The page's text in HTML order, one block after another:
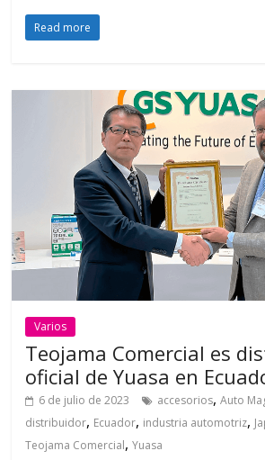
Read more
Varios
Teojama Comercial es
oficial de Yuasa en
6 de julio de 2023 accesorios,Auto
distribuidor, Ecuador, industria automotriz,
Teojama Comercial,Yuasa